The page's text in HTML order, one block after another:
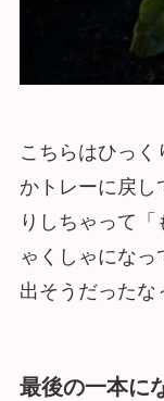
こちらはひっく
かトレーに戻し
りしちゃって
ゃくしゃにな
出そうだったな
最後の一本に